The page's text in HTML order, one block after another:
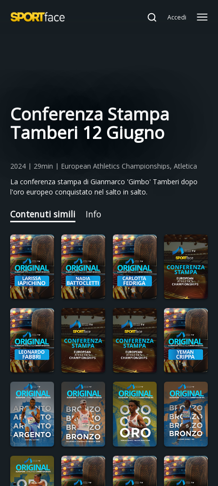
Accedi
Conferenza Stampa
Tamberi 12 Giugno
2024 | 29min | European Athletics Championships, Atletica
La conferenza stampa di Gianmarco 'Gimbo' Tamberi dopo
l'oro europeo conquistato nel salto in salto.
Contenuti simili Info